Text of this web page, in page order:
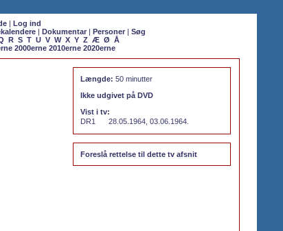
| Log ind
| Dokumentar| Personer| Søg
R S T U V W X Y Z Æ Ø Å
2000erne 2010erne 2020erne
Længde: 50 minutter
Ikke udgivet på DVD
Vist i tv:
DR1
28.05.1964, 03.06.1964.
Foreslå rettelse til dette tv afsnit